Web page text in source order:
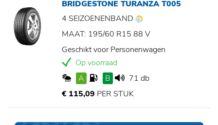
BRIDGESTONE TURANZA T005
4 SEIZOENENBAND
MAAT: 195/60 R15 88 V
Geschikt voor Personenwagen
Op voorraad
A
B
71 db
€ 115,09 PER STUK